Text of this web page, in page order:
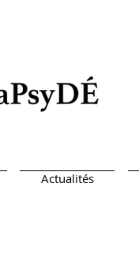
Actualités